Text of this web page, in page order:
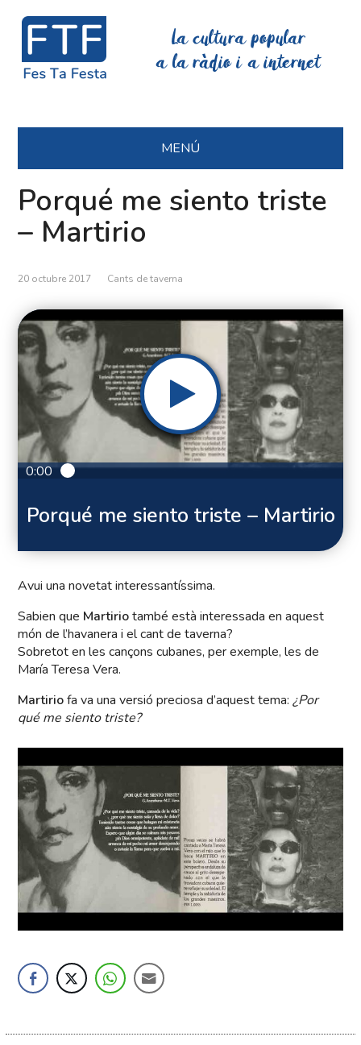
La cultura popular
a la ràdio i a internet
MENÚ
Porqué me siento triste
– Martirio
20 octubre 2017 Cants de taverna
0:00
Porqué me siento triste – Martirio
Avui una novetat interessantíssima.
Sabien que Martiriotambé està interessada en aquest
món de l’havanera i el cant de taverna?
Sobretot en les cançons cubanes, per exemple, les de
María Teresa Vera.
Martiriofa va una versió preciosa d’aquest tema:¿Por
qué me siento triste?